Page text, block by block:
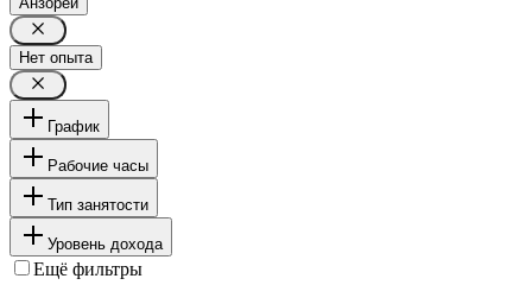
Нет опыта
График
Рабочие часы
Тип занятости
Уровень дохода
Ещё фильтры